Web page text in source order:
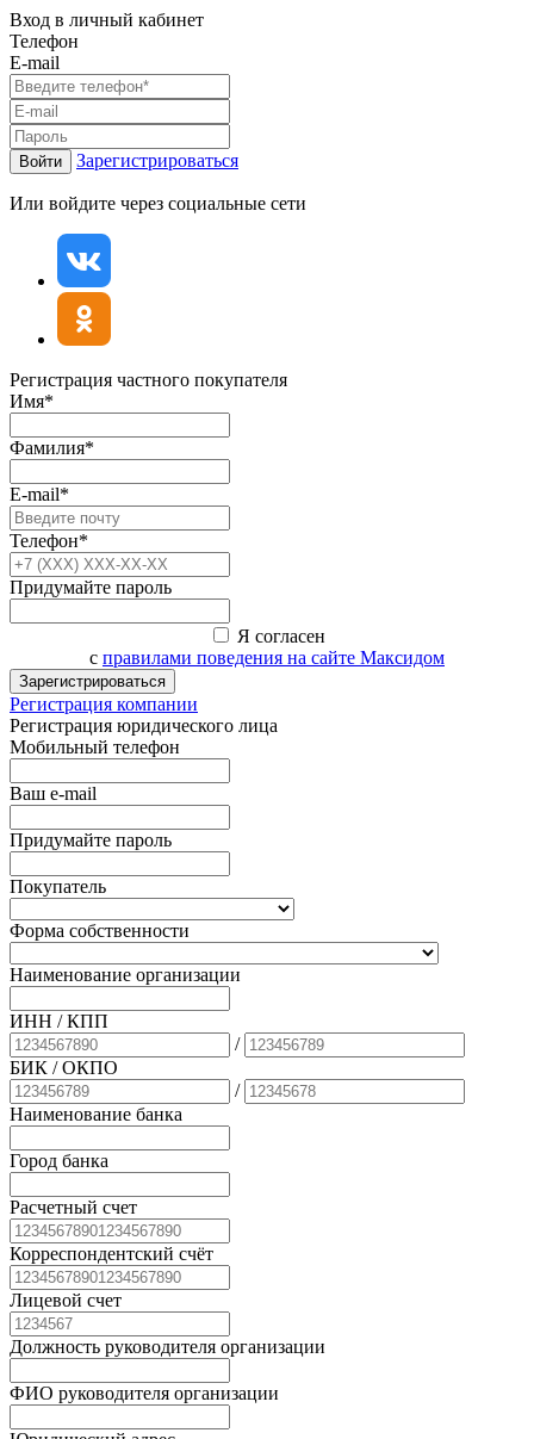
Вход в личный кабинет
Телефон
E-mail
Войти Зарегистрироваться
Или войдите через социальные сети
Регистрация частного покупателя
Имя*
Фамилия*
E-mail*
Телефон*
Придумайте пароль
Я согласен
с правилами поведения на сайте Максидом
Зарегистрироваться
Регистрация компании
Регистрация юридического лица
Мобильный телефон
Ваш e-mail
Придумайте пароль
Покупатель
Форма собственности
Наименование организации
ИНН / КПП
/
БИК / ОКПО
/
Наименование банка
Город банка
Расчетный счет
Корреспондентский счёт
Лицевой счет
Должность руководителя организации
ФИО руководителя организации